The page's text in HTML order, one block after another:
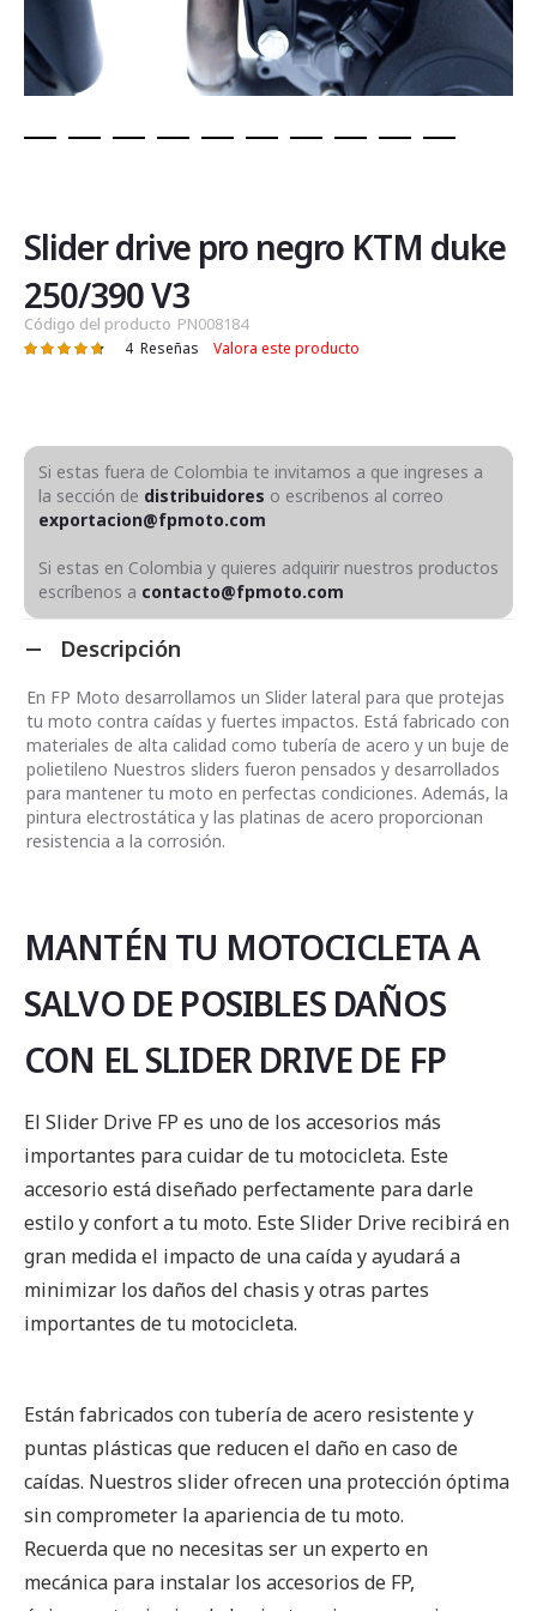
de
la
galería
de
imágenes
Slider drive pro negro KTM duke
250/390 V3
Código del producto PN008184
Valoración: 4 Reseñas Valora este producto
Si estas fuera de Colombia te invitamos a que ingreses a
la sección de distribuidores o escribenos al correo
exportacion@fpmoto.com
Si estas en Colombia y quieres adquirir nuestros productos
escríbenos a contacto@fpmoto.com
Descripción
En FP Moto desarrollamos un Slider lateral para que protejas
tu moto contra caídas y fuertes impactos. Está fabricado con
materiales de alta calidad como tubería de acero y un buje de
polietileno Nuestros sliders fueron pensados y desarrollados
para mantener tu moto en perfectas condiciones. Además, la
pintura electrostática y las platinas de acero proporcionan
resistencia a la corrosión.
MANTÉN TU MOTOCICLETA A
SALVO DE POSIBLES DAÑOS
CON EL SLIDER DRIVE DE FP
El Slider Drive FP es uno de los accesorios más
importantes para cuidar de tu motocicleta. Este
accesorio está diseñado perfectamente para darle
estilo y confort a tu moto. Este Slider Drive recibirá en
gran medida el impacto de una caída y ayudará a
minimizar los daños del chasis y otras partes
importantes de tu motocicleta.
Están fabricados con tubería de acero resistente y
puntas plásticas que reducen el daño en caso de
caídas. Nuestros slider ofrecen una protección óptima
sin comprometer la apariencia de tu moto.
Recuerda que no necesitas ser un experto en
mecánica para instalar los accesorios de FP,